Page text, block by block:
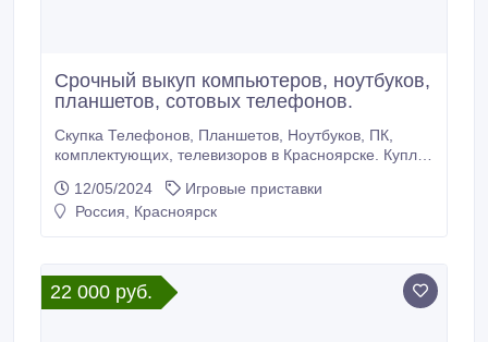
Срочный выкуп компьютеров, ноутбуков,
планшетов, сотовых телефонов.
Скупка Телефонов, Планшетов, Ноутбуков, ПК,
комплектующих, телевизоров в Красноярске. Куплю
MacBook, MacMini, а так же любые другие
телефоны , планшеты, ноутбуки, ПК и консольных
включающиеся.
12/05/2024
Игровые приставки
Россия, Красноярск
22 000 руб.